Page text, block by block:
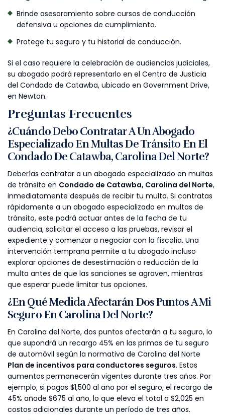
Brinde asesoramiento sobre cursos de conducción
defensiva u opciones de cumplimiento.
Protege tu seguro y tu historial de conducción.
Si el caso requiere la celebración de audiencias judiciales,
su abogado podrá representarlo en el Centro de Justicia
del Condado de Catawba, ubicado en Government Drive,
en Newton.
Preguntas Frecuentes
¿Cuándo Debo Contratar A Un Abogado
Especializado En Multas De Tránsito En El
Condado De Catawba, Carolina Del Norte?
Deberías contratar a un abogado especializado en multas
de tránsito en Condado de Catawba, Carolina del Norte,
inmediatamente después de recibir tu multa. Si contratas
rápidamente a un abogado especializado en multas de
tránsito, este podrá actuar antes de la fecha de tu
audiencia, solicitar el acceso a las pruebas, revisar el
expediente y comenzar a negociar con la fiscalía. Una
intervención temprana permite a tu abogado incluso
explorar opciones de desestimación o reducción de la
multa antes de que las sanciones se agraven, mientras
que esperar puede limitar tus opciones.
¿En Qué Medida Afectarán Dos Puntos A Mi
Seguro En Carolina Del Norte?
En Carolina del Norte, dos puntos afectarán a tu seguro, lo
que supondrá un recargo 45% en las primas de tu seguro
de automóvil según la normativa de Carolina del Norte
Plan de incentivos para conductores seguros. Estos
aumentos permanecerán vigentes durante tres años. Por
ejemplo, si pagas $1,500 al año por el seguro, el recargo de
45% añade $675 al año, lo que eleva el total a $2,025 en
costos adicionales durante un período de tres años.